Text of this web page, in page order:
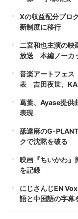
Xの収益配分プロ
新制度に移行
二宮和也主演の映
放送 本編ノーカ
音楽アートフェス
表 吉田夜世、
葛葉、Ayase提供
表現
舐達麻のG-
クで沈黙を破る
映画『ちいかわ
を記録
にじさんじEN
語と中国語の字幕